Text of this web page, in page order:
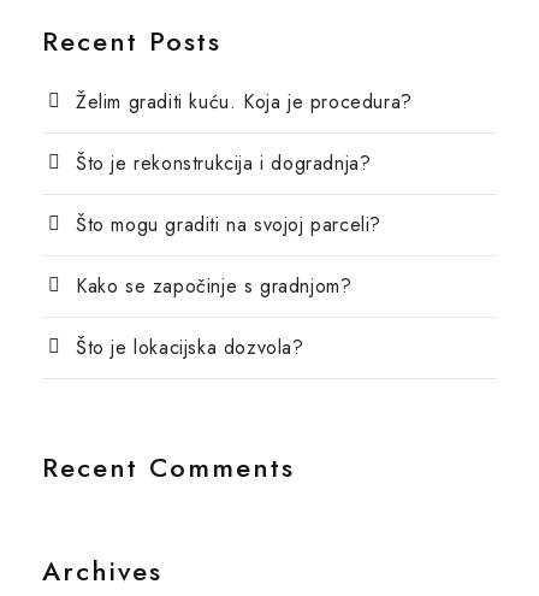
Recent Posts
Želim graditi kuću. Koja je procedura?
Što je rekonstrukcija i dogradnja?
Što mogu graditi na svojoj parceli?
Kako se započinje s gradnjom?
Što je lokacijska dozvola?
Recent Comments
Archives